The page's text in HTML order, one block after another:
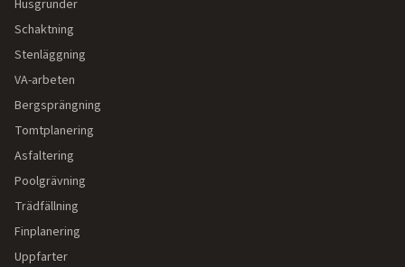
Husgrunder
Schaktning
Stenläggning
VA-arbeten
Bergsprängning
Tomtplanering
Asfaltering
Poolgrävning
Trädfällning
Finplanering
Uppfarter